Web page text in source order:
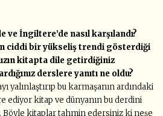
ve İngiltere’de nasıl karşılandı?
ciddi bir yükseliş trendi gösterdiği
kitapta dile getirdiğiniz
derslere yanıtı ne oldu?
yalınlaştırıp bu karmaşanın ardındaki
ediyor kitap ve dünyanın bu derdini
Böyle kitaplar tahmin edersiniz ki neşe